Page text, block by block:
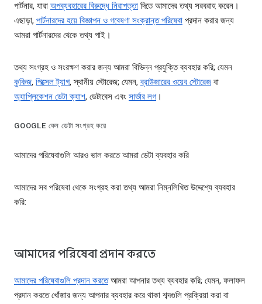
পার্টনার, যারা অপব্যবহারের বিরুদ্ধে নিরাপত্তা দিতে আমাদের তথ্য সরবরাহ করেন।
এছাড়া, পার্টনারদের হয়ে বিজ্ঞাপন ও গবেষণা সংক্রান্ত পরিষেবা প্রদান করার জন্য
আমরা পার্টনারদের থেকে তথ্য পাই।
তথ্য সংগ্রহ ও সংরক্ষণ করার জন্য আমরা বিভিন্ন প্রযুক্তি ব্যবহার করি; যেমন
কুকিজ, পিক্সেল ট্যাগ, স্থানীয় স্টোরেজ; যেমন,ব্রাউজারের ওয়েব স্টোরেজ বা
অ্যাপ্লিকেশন ডেটা ক্যাশ, ডেটাবেস এবং সার্ভার লগ ।
GOOGLE কেন ডেটা সংগ্রহ করে
আমাদের পরিষেবাগুলি আরও ভাল করতে আমরা ডেটা ব্যবহার করি
আমাদের সব পরিষেবা থেকে সংগ্রহ করা তথ্য আমরা নিম্নলিখিত উদ্দেশ্যে ব্যবহার
করি:
আমাদের পরিষেবা প্রদান করতে
আমাদের পরিষেবাগুলি প্রদান করতেআমরা আপনার তথ্য ব্যবহার করি; যেমন, ফলাফল
প্রদান করতে খোঁজার জন্য আপনার ব্যবহার করে থাকা শব্দগুলি প্রক্রিয়া করা বা